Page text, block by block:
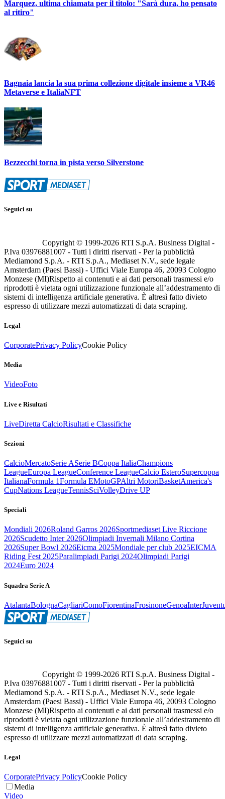
Marquez, ultima chiamata per il titolo: "Sarà dura, ho pensato
al ritiro"
Bagnaia lancia la sua prima collezione digitale insieme a VR46
Metaverse e ItaliaNFT
Bezzecchi torna in pista verso Silverstone
Seguici su
Copyright © 1999-2026 RTI S.p.A. Business Digital -
P.Iva 03976881007 - Tutti i diritti riservati - Per la pubblicità
Mediamond S.p.A. - RTI S.p.A., Mediaset N.V., sede legale
Amsterdam (Paesi Bassi) - Uffici Viale Europa 46, 20093 Cologno
Monzese (MI)Rispetto ai contenuti e ai dati personali trasmessi e/o
riprodotti è vietata ogni utilizzazione funzionale all’addestramento di
sistemi di intelligenza artificiale generativa. È altresì fatto divieto
espresso di utilizzare mezzi automatizzati di data scraping.
Legal
CorporatePrivacy PolicyCookie Policy
Media
VideoFoto
Live e Risultati
LiveDiretta CalcioRisultati e Classifiche
Sezioni
CalcioMercatoSerie ASerie BCoppa ItaliaChampions
LeagueEuropa LeagueConference LeagueCalcio EsteroSupercoppa
ItalianaFormula 1Formula EMotoGPAltri MotoriBasketAmerica's
CupNations LeagueTennisSciVolleyDrive UP
Speciali
Mondiali 2026Roland Garros 2026Sportmediaset Live Riccione
2026Scudetto Inter 2026Olimpiadi Invernali Milano Cortina
2026Super Bowl 2026Eicma 2025Mondiale per club 2025EICMA
Riding Fest 2025Paralimpiadi Parigi 2024Olimpiadi Parigi
2024Euro 2024
Squadra Serie A
AtalantaBolognaCagliariComoFiorentinaFrosinoneGenoaInter
Seguici su
Copyright © 1999-2026 RTI S.p.A. Business Digital -
P.Iva 03976881007 - Tutti i diritti riservati - Per la pubblicità
Mediamond S.p.A. - RTI S.p.A., Mediaset N.V., sede legale
Amsterdam (Paesi Bassi) - Uffici Viale Europa 46, 20093 Cologno
Monzese (MI)Rispetto ai contenuti e ai dati personali trasmessi e/o
riprodotti è vietata ogni utilizzazione funzionale all’addestramento di
sistemi di intelligenza artificiale generativa. È altresì fatto divieto
espresso di utilizzare mezzi automatizzati di data scraping.
Legal
CorporatePrivacy PolicyCookie Policy
Media
Video